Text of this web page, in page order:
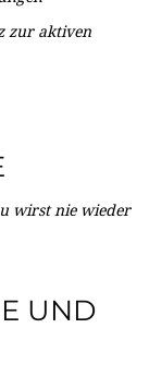
zur aktiven
wirst nie wieder
UND